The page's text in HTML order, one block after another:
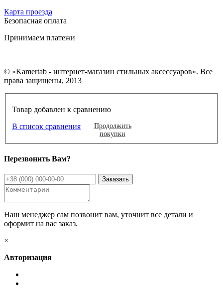
Карта проезда
Безопасная оплата
Принимаем платежи
© «Kamertab - интернет-магазин стильных аксессуаров». Все
права защищены, 2013
Товар добавлен к сравнению
В список сравнения
Продолжить
покупки
Перезвонить Вам?
Наш менеджер сам позвонит вам, уточнит все детали и
оформит на вас заказ.
×
Авторизация